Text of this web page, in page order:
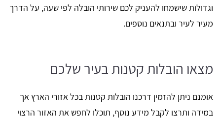
וגדולות שישמחו להעניק לכם שירותי הובלה לפי שעה, על הדרך
מעיר לעיר ובתנאים נוספים.
מצאו הובלות קטנות בעיר שלכם
אומנם ניתן להזמין דרכנו הובלות קטנות בכל אזורי הארץ אך
במידה ותרצו לקבל מידע נוסף, תוכלו לחפש את האזור הרצוי